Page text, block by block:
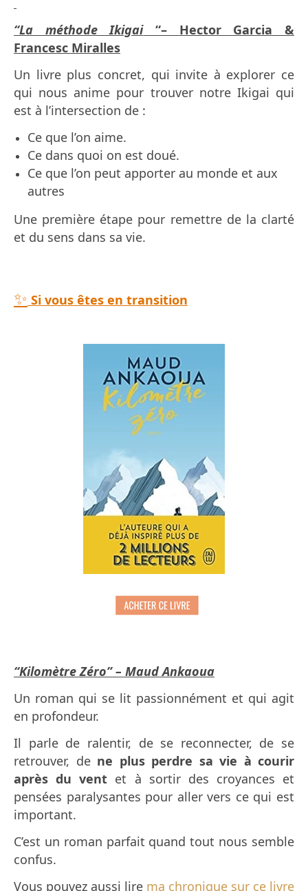
“La méthode Ikigai“– Hector Garcia &
Francesc Miralles
Un livre plus concret, qui invite à explorer ce
qui nous anime pour trouver notre Ikigai qui
est à l’intersection de :
Ce que l’on aime.
Ce dans quoi on est doué.
Ce que l’on peut apporter au monde et aux
autres
Une première étape pour remettre de la clarté
et du sens dans sa vie.
✨ Si vous êtes en transition
“Kilomètre Zéro” – Maud Ankaoua
Un roman qui se lit passionnément et qui agit
en profondeur.
Il parle de ralentir, de se reconnecter, de se
retrouver, de ne plus perdre sa vie à courir
après du vent et à sortir des croyances et
pensées paralysantes pour aller vers ce qui est
important.
C’est un roman parfait quand tout nous semble
confus.
Vous pouvez aussi lire ma chronique sur ce livre